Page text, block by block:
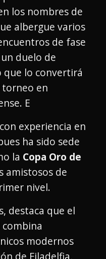
los nombres de
albergue varios
de fase
duelo de
que lo convertirá
en
E
experiencia en
ha sido sede
la Copa Oro de
amistosos de
nivel.
destaca que el
combina
modernos
de Filadelfia,